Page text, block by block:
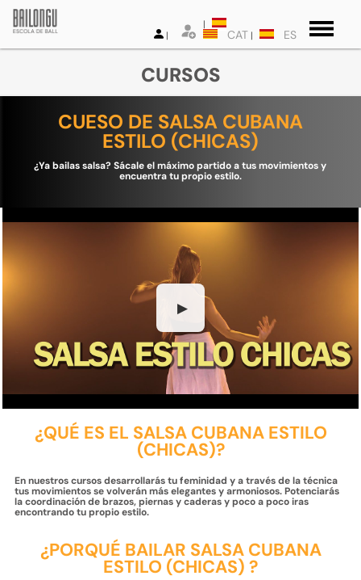
CAT ES
CURSOS
CUESO DE SALSA CUBANA
ESTILO (CHICAS)
¿Ya bailas salsa? Sácale el máximo partido a tus movimientos y
encuentra tu propio estilo.
▶
¿QUÉ ES EL SALSA CUBANA ESTILO
(CHICAS)?
En nuestros cursos desarrollarás tu feminidad y a través de la técnica
tus movimientos se volverán más elegantes y armoniosos. Potenciarás
la coordinación de brazos, piernas y caderas y poco a poco iras
encontrando tu propio estilo.
¿PORQUÉ BAILAR SALSA CUBANA
ESTILO (CHICAS) ?